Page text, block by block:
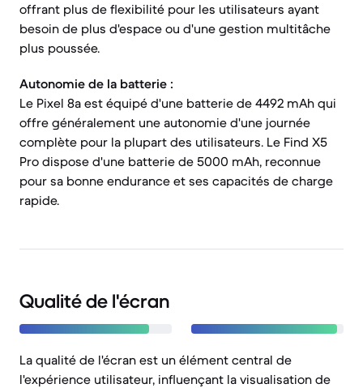
offrant plus de flexibilité pour les utilisateurs ayant
besoin de plus d'espace ou d'une gestion multitâche
plus poussée.
Autonomie de la batterie :
Le Pixel 8a est équipé d'une batterie de 4492 mAh qui
offre généralement une autonomie d'une journée
complète pour la plupart des utilisateurs. Le Find X5
Pro dispose d'une batterie de 5000 mAh, reconnue
pour sa bonne endurance et ses capacités de charge
rapide.
Qualité de l'écran
La qualité de l'écran est un élément central de
l'expérience utilisateur, influençant la visualisation de